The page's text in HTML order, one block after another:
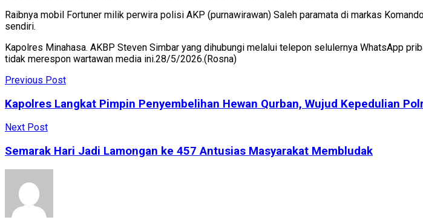
Raibnya mobil Fortuner milik perwira polisi AKP (purnawirawan) Saleh paramata di markas
sendiri.
Kapolres Minahasa. AKBP Steven Simbar yang dihubungi melalui telepon selulernya WhatsApp
tidak merespon wartawan media ini.28/5/2026.(Rosna)
Previous Post
Kapolres Langkat Pimpin Penyembelihan Hewan Qurban, Wujud Kepedulian
Next Post
Semarak Hari Jadi Lamongan ke 457 Antusias Masyarakat Membludak